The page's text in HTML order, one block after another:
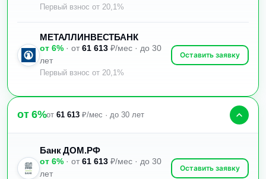
Первый взнос от 20,1%
МЕТАЛЛИНВЕСТБАНК
от 6% · от 61 613 ₽/мес · до 30
лет
Первый взнос от 20,1%
Оставить заявку
от 6%от61 613 ₽/мес · до 30 лет
Банк ДОМ.РФ
от 6% · от 61 613 ₽/мес · до 30
лет
Оставить заявку